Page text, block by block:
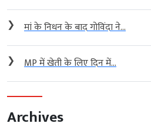
❯ मां के निधन के बाद गोविंदा ने...
❯ MP में खेती के लिए दिन में...
Archives